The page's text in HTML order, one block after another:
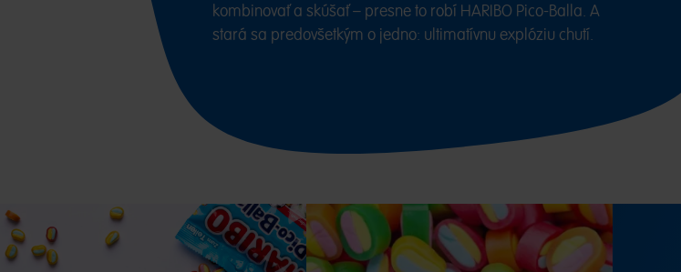
kombinovať a skúšať – presne to robí HARIBO Pico-Balla. A
stará sa predovšetkým o jedno: ultimatívnu explóziu chutí.